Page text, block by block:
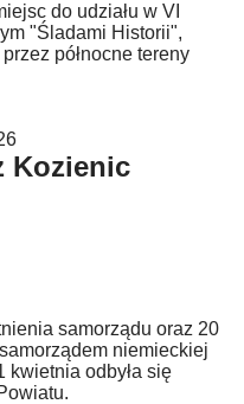
do udziału w VI
"Śladami Historii",
północne tereny
Kozienic
samorządu oraz 20
niemieckiej
kwietnia odbyła się